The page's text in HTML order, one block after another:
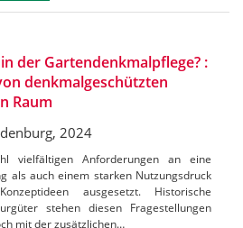
der Gartendenkmalpflege? :
denkmalgeschützten
Raum
2024
vielfältigen Anforderungen an eine
als auch einem starken Nutzungsdruck
ausgesetzt. Historische
stehen diesen Fragestellungen
mit der zusätzlichen…